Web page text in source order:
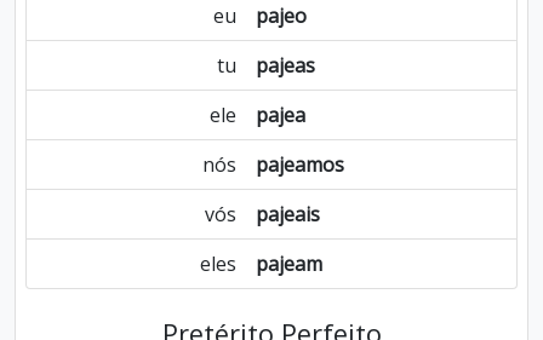
eu
pajeo
tu
pajeas
ele
pajea
nós
pajeamos
vós
pajeais
eles
pajeam
Pretérito Perfeito